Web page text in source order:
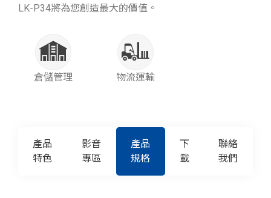
LK-P34將為您創造最大的價值。
倉儲管理 物流運輸
產品
特色
影音
專區
產品
規格
下
載
聯絡
我們